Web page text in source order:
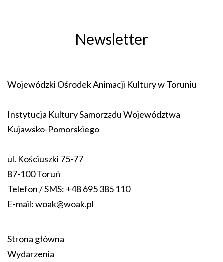
Newsletter
Wojewódzki Ośrodek Animacji Kultury w Toruniu
Instytucja Kultury Samorządu Województwa
Kujawsko-Pomorskiego
ul. Kościuszki 75-77
87-100 Toruń
Telefon / SMS: +48 695 385 110
E-mail:woak@woak.pl
Strona główna
Wydarzenia